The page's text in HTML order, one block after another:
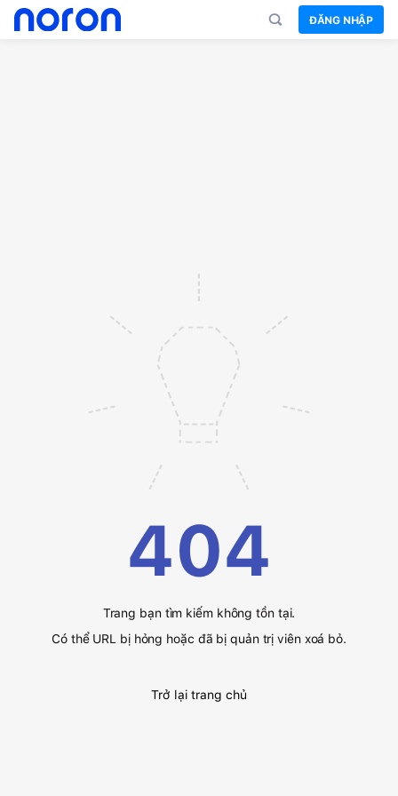
ĐĂNG NHẬP
404
Trang bạn tìm kiếm không tồn tại.
Có thể URL bị hỏng hoặc đã bị quản trị viên xoá bỏ.
Trở lại trang chủ